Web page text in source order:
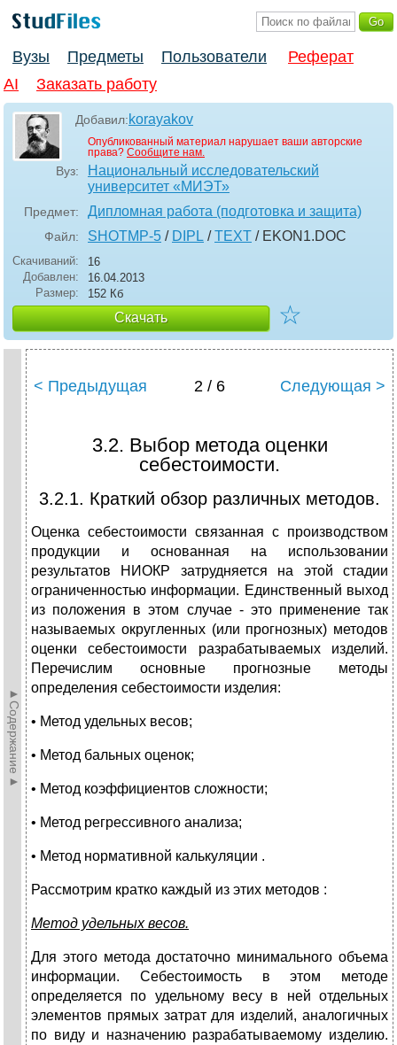
Вузы Предметы Пользователи
Реферат
AI
Заказать работу
Добавил:korayakov
Опубликованный материал нарушает ваши авторские
права? Сообщите нам.
Вуз:
Национальный исследовательский
университет «МИЭТ»
Предмет: Дипломная работа (подготовка и защита)
Файл: SHOTMP-5 / DIPL /TEXT / EKON1.DOC
Скачиваний:
16
Добавлен:
16.04.2013
Размер:
152 Кб
Скачать ☆
►Содержание►
< Предыдущая 2 / 6 Следующая >
3.2. Выбор метода оценки
себестоимости.
3.2.1. Краткий обзор различных методов.
Оценка себестоимости связанная с производством
продукции и основанная на использовании
результатов НИОКР затрудняется на этой стадии
ограниченностью информации. Единственный выход
из положения в этом случае - это применение так
называемых округленных (или прогнозных) методов
оценки себестоимости разрабатываемых изделий.
Перечислим основные прогнозные методы
определения себестоимости изделия:
• Метод удельных весов;
• Метод бальных оценок;
• Метод коэффициентов сложности;
• Метод регрессивного анализа;
• Метод нормативной калькуляции .
Рассмотрим кратко каждый из этих методов :
Метод удельных весов.
Для этого метода достаточно минимального объема
информации. Себестоимость в этом методе
определяется по удельному весу в ней отдельных
элементов прямых затрат для изделий, аналогичных
по виду и назначению разрабатываемому изделию.